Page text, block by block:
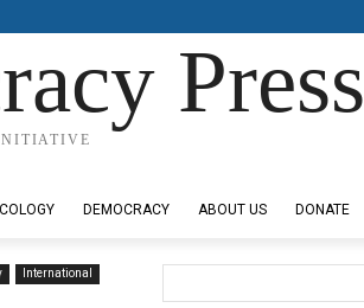
Press
DEMOCRACY ABOUT US DONATE
International